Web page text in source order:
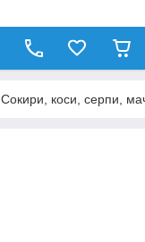
Сокири, коси, серпи,